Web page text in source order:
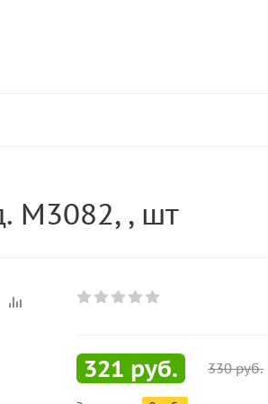
М3082, , шт
321 руб. 330руб.